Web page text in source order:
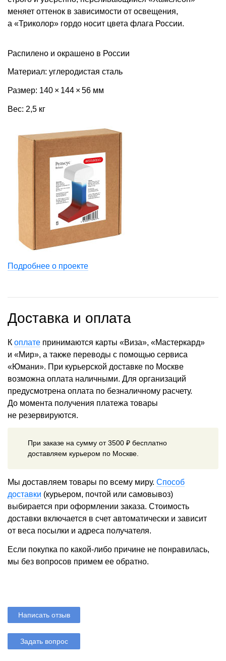
меняет оттенок в зависимости от освещения,
а «Триколор» гордо носит цвета флага России.
Распилено и окрашено в России
Материал: углеродистая сталь
Размер: 140 × 144 × 56 мм
Вес: 2,5 кг
Подробнее о проекте
Доставка и оплата
К оплате принимаются карты «Виза», «Мастеркард»
и «Мир», а также переводы с помощью сервиса
«Юмани». При курьерской доставке по Москве
возможна оплата наличными. Для организаций
предусмотрена оплата по безналичному расчету.
До момента получения платежа товары
не резервируются.
При заказе на сумму от 3500 ₽ бесплатно
доставляем курьером по Москве.
Мы доставляем товары по всему миру. Способ
доставки (курьером, почтой или самовывоз)
выбирается при оформлении заказа. Стоимость
доставки включается в счет автоматически и зависит
от веса посылки и адреса получателя.
Если покупка по какой-либо причине не понравилась,
мы без вопросов примем ее обратно.
Написать отзыв
Задать вопрос